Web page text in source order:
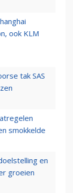
ook KLM
tak SAS
smokkelde
en
groeien